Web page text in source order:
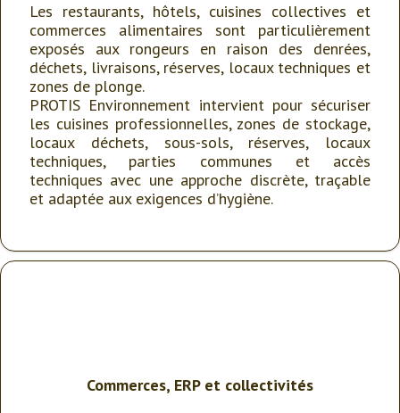
Les restaurants, hôtels, cuisines collectives et
commerces alimentaires sont particulièrement
exposés aux rongeurs en raison des denrées,
déchets, livraisons, réserves, locaux techniques et
zones de plonge.
PROTIS Environnement intervient pour sécuriser
les cuisines professionnelles, zones de stockage,
locaux déchets, sous-sols, réserves, locaux
techniques, parties communes et accès
techniques avec une approche discrète, traçable
et adaptée aux exigences d’hygiène.
Commerces, ERP et collectivités